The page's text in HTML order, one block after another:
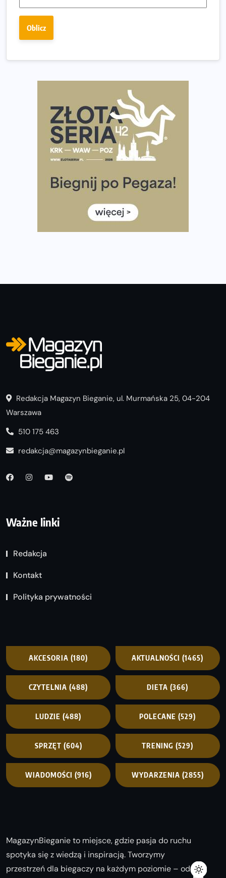
Ostatnie wolne miejsca na jubileuszowy Bieg
dniu.
wybiera wyzwanie trzech największych maratonów w
Praska 5k Run gospodarzem Mistrzostw Polski
Największy Bieg Powstania Warszawskiego w historii.
Ponad 12 tysięcy uczestników pobiegło dla Bohaterów!
Tętno vs tempo – czym kierować się w bieganiu?
Co ma dużo białka? Produkty, które warto włączyć do
Rozbiegany Olsztyn szykuje się na weekend z
Już w tę sobotę 35. Bieg Powstania Warszawskiego.
Wystartuje rekordowa liczba uczestników
Oblicz
Redakcja Magazyn Bieganie, ul. Murmańska 25, 04-204
Warszawa
510 175 463
redakcja@magazynbieganie.pl
Ważne linki
Redakcja
Kontakt
Polityka prywatności
AKCESORIA (180) AKTUALNOŚCI (1465)
CZYTELNIA (488) DIETA (366)
LUDZIE (488) POLECANE (529)
SPRZĘT (604) TRENING (529)
WIADOMOŚCI (916) WYDARZENIA (2855)
MagazynBieganie to miejsce, gdzie pasja do ruchu
spotyka się z wiedzą i inspiracją. Tworzymy
przestrzeń dla biegaczy na każdym poziomie – od